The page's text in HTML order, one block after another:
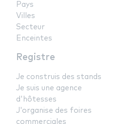
Pays
Villes
Secteur
Enceintes
Registre
Je construis des stands
Je suis une agence
d'hôtesses
J'organise des foires
commerciales